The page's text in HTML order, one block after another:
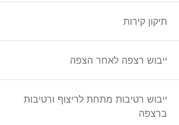
תיקון קירות
ייבוש רצפה לאחר הצפה
ייבוש רטיבות מתחת לריצוף ורטיבות
ברצפה